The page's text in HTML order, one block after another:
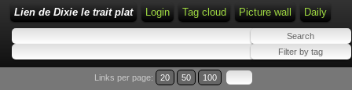
Lien de Dixie le trait plat Login Tag cloud Picture wall Daily
Links per page: 20 50 100